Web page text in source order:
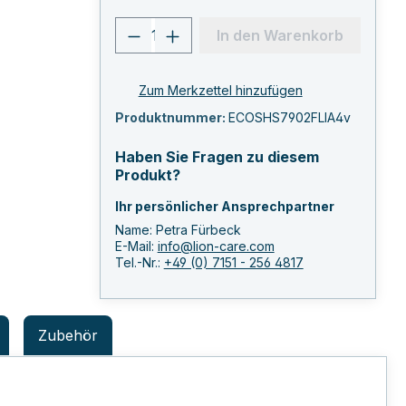
Produkt Anzahl: Gib den
In den Warenkorb
Zum Merkzettel hinzufügen
Produktnummer: ECOSHS7902FLIA4v
Haben Sie Fragen zu diesem
Produkt?
Ihr persönlicher Ansprechpartner
Name: Petra Fürbeck
E-Mail: info@lion-care.com
Tel.-Nr.: +49 (0) 7151 - 256 4817
Zubehör